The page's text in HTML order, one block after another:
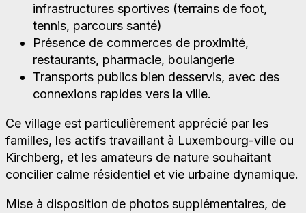
infrastructures sportives (terrains de foot,
tennis, parcours santé)
Présence de commerces de proximité,
restaurants, pharmacie, boulangerie
Transports publics bien desservis, avec des
connexions rapides vers la ville.
Ce village est particulièrement apprécié par les
familles, les actifs travaillant à Luxembourg-ville ou
Kirchberg, et les amateurs de nature souhaitant
concilier calme résidentiel et vie urbaine dynamique.
Mise à disposition de photos supplémentaires, de